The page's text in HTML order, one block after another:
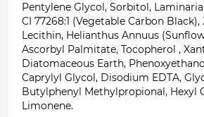
Pentylene Glycol, Sorbitol,
CI 77268:1 (Vegetable Carbon Black),
Lecithin, Helianthus Annuus
Ascorbyl Palmitate, Tocopherol ,
Diatomaceous Earth,
Caprylyl Glycol, Disodium EDTA,
Butylphenyl Methylpropional, Hexyl
Limonene.